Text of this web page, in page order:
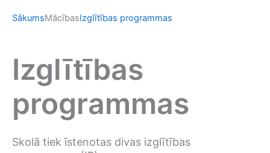
SākumsMācībasIzglītības programmas
Izglītības
programmas
Skolā tiek īstenotas divas izglītības